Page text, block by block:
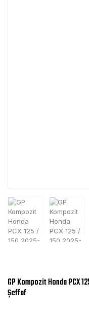
GP Kompozit Honda PCX
Şeffaf